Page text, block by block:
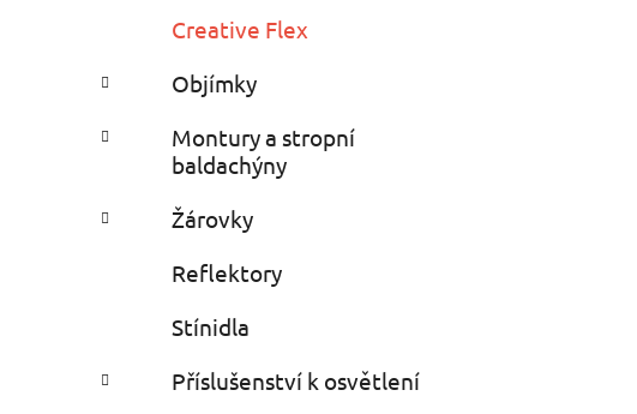
Creative Flex
Objímky
Montury a stropní
baldachýny
Žárovky
Reflektory
Stínidla
Příslušenství k osvětlení